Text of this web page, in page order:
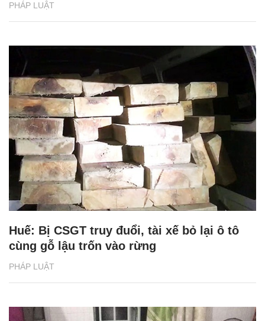
PHÁP LUẬT
PHÁP LUẬT
Huế: Bị CSGT truy đuổi, tài xế bỏ lại ô tô
cùng gỗ lậu trốn vào rừng